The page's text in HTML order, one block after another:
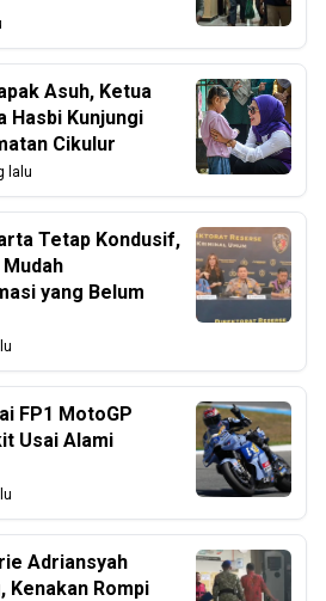
Asuh, Ketua
Hasbi Kunjungi
Cikulur
lalu
Tetap Kondusif,
yang Belum
FP1 MotoGP
Usai Alami
Adriansyah
Kenakan Rompi